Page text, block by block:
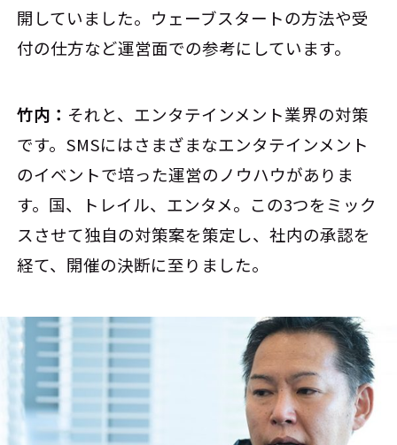
開していました。ウェーブスタートの方法や受
付の仕方など運営面での参考にしています。
竹内： それと、エンタテインメント業界の対策
です。SMSにはさまざまなエンタテインメント
のイベントで培った運営のノウハウがありま
す。国、トレイル、エンタメ。この3つをミック
スさせて独自の対策案を策定し、社内の承認を
経て、開催の決断に至りました。